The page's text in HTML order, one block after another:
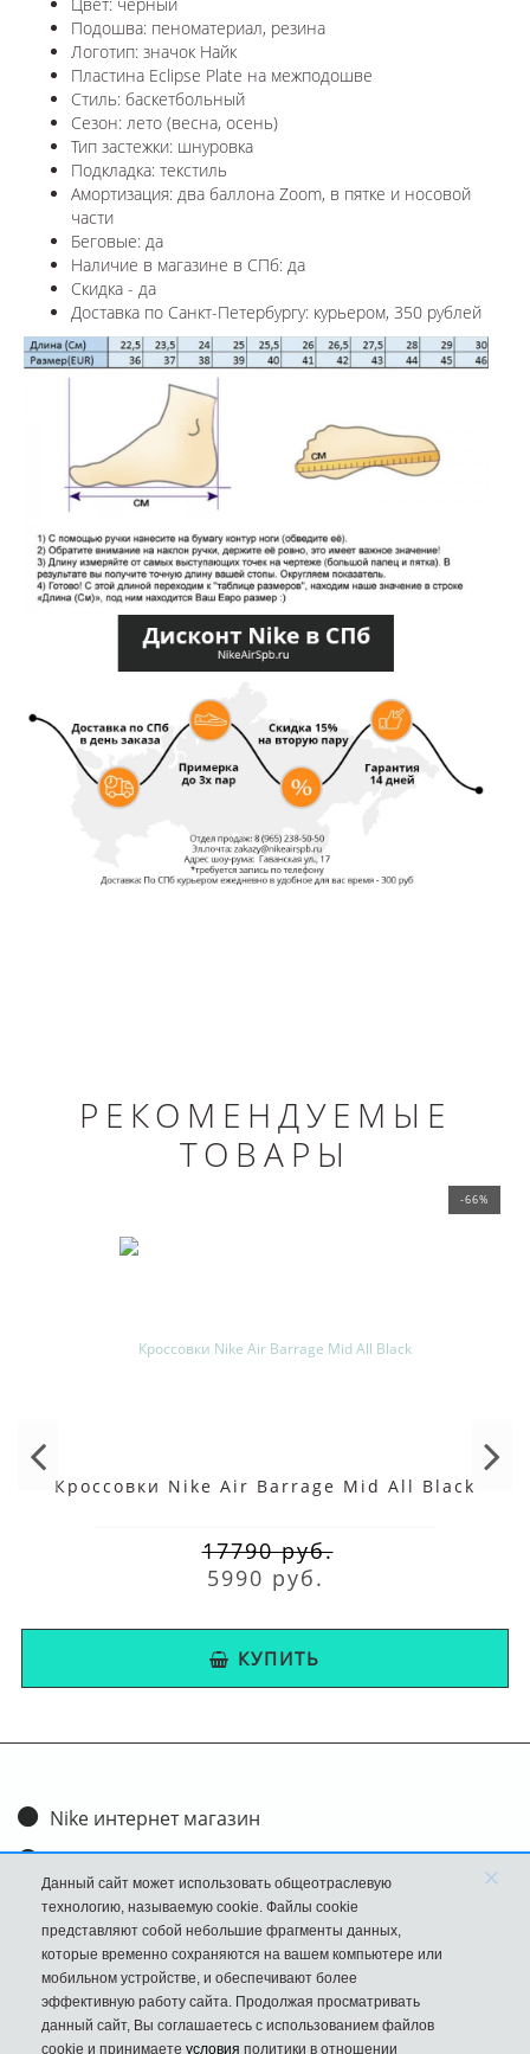
Подошва: пеноматериал, резина
Логотип: значок Найк
Пластина Eclipse Plate на межподошве
Стиль: баскетбольный
Сезон: лето (весна, осень)
Тип застежки: шнуровка
Подкладка: текстиль
Амортизация: два баллона Zoom, в пятке и носовой
части
Беговые: да
Наличие в магазине в СПб: да
Скидка - да
Доставка по Санкт-Петербургу: курьером, 350 рублей
РЕКОМЕНДУЕМЫЕ
ТОВАРЫ
-66%
Кроссовки Nike Air Barrage Mid All Black
17790 руб.
5990 руб.
КУПИТЬ
Nike интернет магазин
Доставка и оплата
Обмен и возврат
Размеры
FAQ
Новости
Данный сайт может использовать общеотраслевую
технологию, называемую cookie. Файлы cookie
представляют собой небольшие фрагменты данных,
которые временно сохраняются на вашем компьютере или
мобильном устройстве, и обеспечивают более
эффективную работу сайта. Продолжая просматривать
данный сайт, Вы соглашаетесь с использованием файлов
cookie и принимаете условия политики в отношении
×